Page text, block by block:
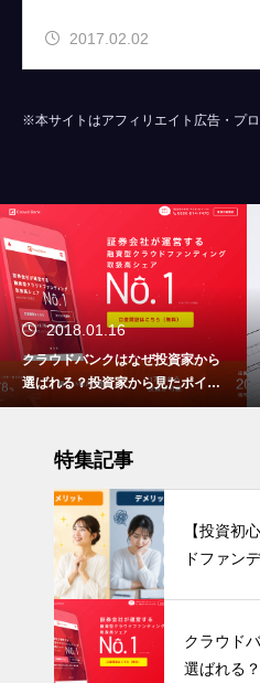
2017.02.02
※本サイトはアフィリエイト広告・プ
2018.01.16
クラウドバンクはなぜ投資家から
選ばれる？投資家から見たポイン
トをまとめました
特集記事
【投資初
ドファン
クラウド
選ばれる